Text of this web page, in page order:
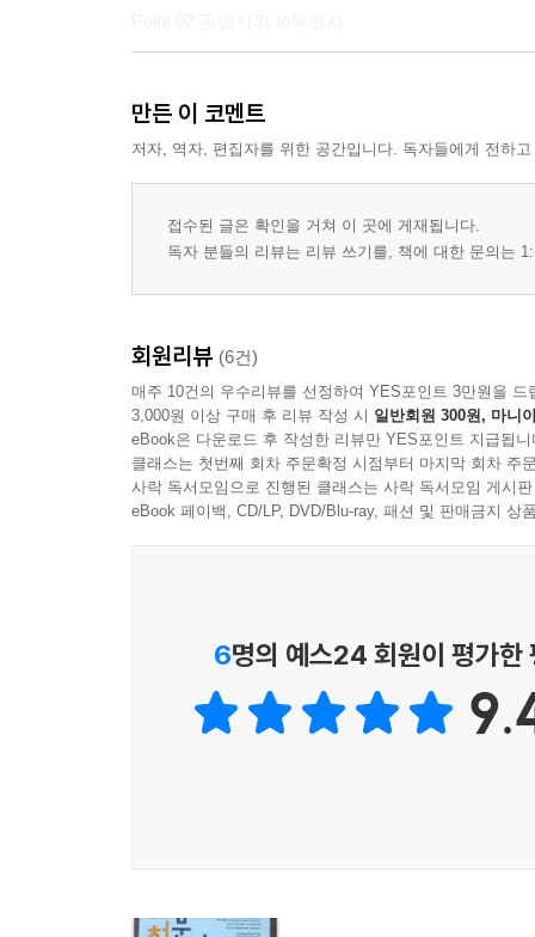
Point 01 목적어의 개념
UNIT 4 보어의 이해
Point 01 보어의 개념과 종류
Point 03 목적격보어 _ 명사와 형용사
Point 04 목적격보어_ to부정사
UNIT 5 동사의 시간 표현
Point 01 현재시제
UNIT 6 조동사
Point 01 will
만든 이 코멘트
저자, 역자, 편집자를 위한 공간입니다. 독자들에게 전하
접수된 글은 확인을 거쳐 이 곳에 게재됩니다.
독자 분들의 리뷰는 리뷰 쓰기를, 책에 대한 문의는
회원리뷰 (6건)
매주 10건의 우수리뷰를 선정하여 YES포인트 3만원을 드
3,000원 이상 구매 후 리뷰 작성 시 일반회원 300원, 마니
eBook은 다운로드 후 작성한 리뷰만 YES포인트 지급됩니
클래스는 첫번째 회차 주문확정 시점부터 마지막 회차 주
사락 독서모임으로 진행된 클래스는 사락 독서모임 게시
eBook 페이백, CD/LP, DVD/Blu-ray, 패션 및 판매금지 상
6명의 예스24 회원이 평가한